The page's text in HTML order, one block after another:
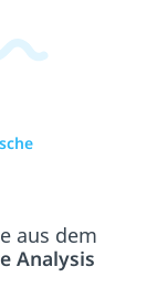
aus dem
Analysis